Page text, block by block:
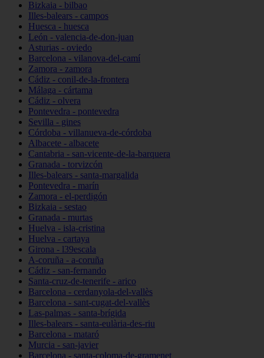
Bizkaia - bilbao
Illes-balears - campos
Huesca - huesca
León - valencia-de-don-juan
Asturias - oviedo
Barcelona - vilanova-del-camí
Zamora - zamora
Cádiz - conil-de-la-frontera
Málaga - cártama
Cádiz - olvera
Pontevedra - pontevedra
Sevilla - gines
Córdoba - villanueva-de-córdoba
Albacete - albacete
Cantabria - san-vicente-de-la-barquera
Granada - torvizcón
Illes-balears - santa-margalida
Pontevedra - marín
Zamora - el-perdigón
Bizkaia - sestao
Granada - murtas
Huelva - isla-cristina
Huelva - cartaya
Girona - l39escala
A-coruña - a-coruña
Cádiz - san-fernando
Santa-cruz-de-tenerife - arico
Barcelona - cerdanyola-del-vallès
Barcelona - sant-cugat-del-vallès
Las-palmas - santa-brígida
Illes-balears - santa-eulària-des-riu
Barcelona - mataró
Murcia - san-javier
Barcelona - santa-coloma-de-gramenet